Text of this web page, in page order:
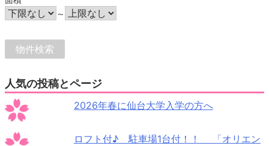
～
人気の投稿とページ
2026年春に仙台大学入学の方へ
ロフト付♪ 駐車場1台付！！ 「オリエン